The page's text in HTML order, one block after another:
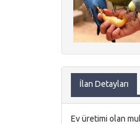
İlan Detayları
Ev üretimi olan